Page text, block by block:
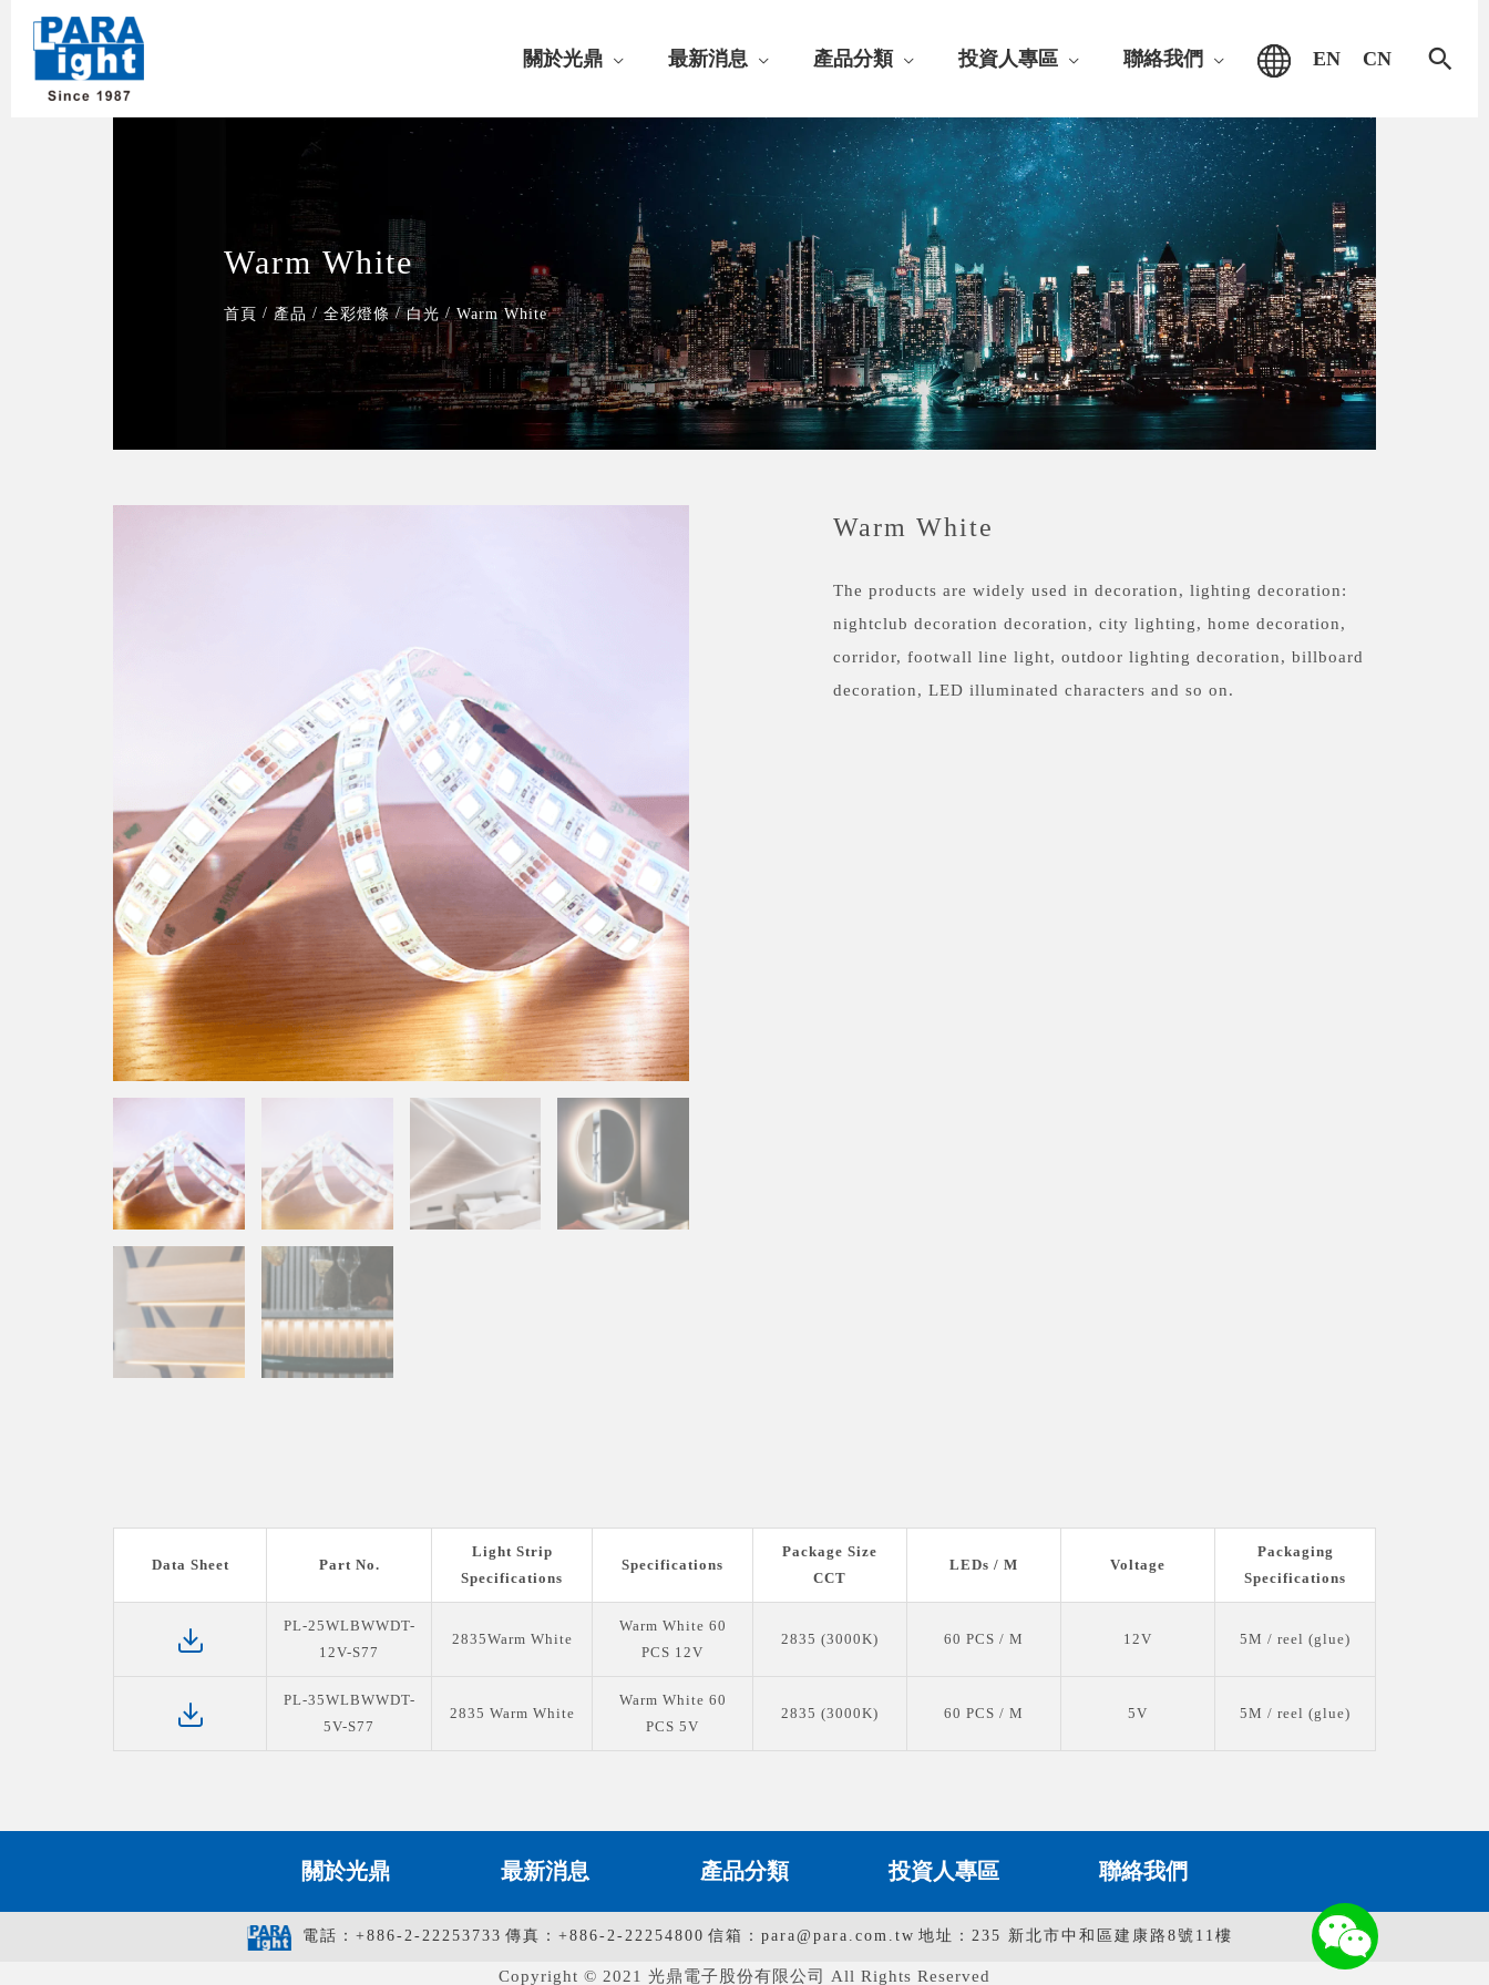
關於光鼎 最新消息 產品分類 投資人專區 聯絡我們 EN CN
搜
Warm White
首頁 / 產品 / 全彩燈條 / 白光 / Warm White
Warm White
The products are widely used in decoration, lighting decoration:
nightclub decoration decoration, city lighting, home decoration,
corridor, footwall line light, outdoor lighting decoration, billboard
decoration, LED illuminated characters and so on.
Data Sheet Part No.
Light Strip
Specifications
Specifications
Package Size
CCT
LEDs / M Voltage
Packaging
Specifications
PL-25WLBWWDT-
12V-S77
2835Warm White
Warm White 60
PCS 12V
2835 (3000K) 60 PCS / M 12V 5M / reel (glue)
PL-35WLBWWDT-
5V-S77
2835 Warm White
Warm White 60
PCS 5V
2835 (3000K) 60 PCS / M 5V 5M / reel (glue)
關於光鼎 最新消息 產品分類 投資人專區 聯絡我們
電話：+886-2-22253733 傳真：+886-2-22254800 信箱：para@para.com.tw 地址：235 新北市中和區建康路8號11樓
Copyright © 2021 光鼎電子股份有限公司 All Rights Reserved